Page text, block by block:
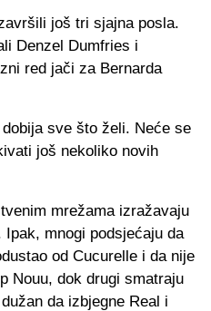
još tri sjajna posla.
Denzel Dumfries i
red jači za Bernarda
sve što želi. Neće se
još nekoliko novih
mrežama izražavaju
mnogi podsjećaju da
od Cucurelle i da nije
Nouu, dok drugi smatraju
da izbjegne Real i